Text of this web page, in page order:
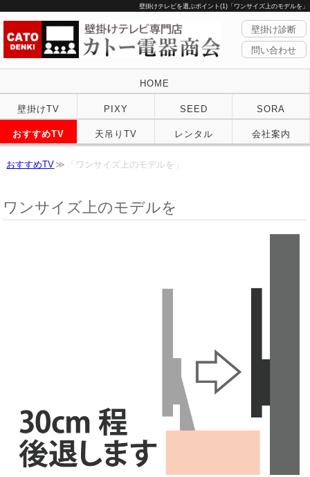
壁掛けテレビを選ぶポイント(1)「ワンサイズ上のモデルを」
壁掛け診断
問い合わせ
HOME
壁掛けTV PIXY SEED SORA
おすすめTV 天吊りTV レンタル 会社案内
おすすめTV 「ワンサイズ上のモデルを」
ワンサイズ上のモデルを